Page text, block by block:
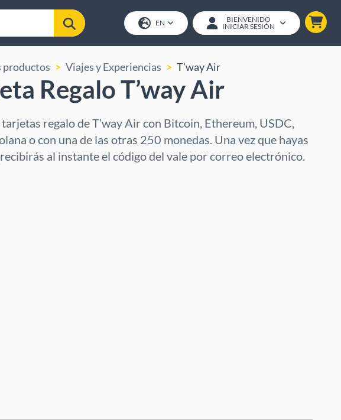
EN
BIENVENIDO
INICIAR SESIÓN
productos Viajes y Experiencias T’way Air
Regalo T’way Air
regalo de T’way Air con Bitcoin, Ethereum, USDC,
o con una de las otras 250 monedas. Una vez que hayas
al instante el código del vale por correo electrónico.